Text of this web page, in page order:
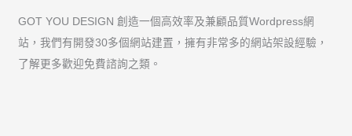
GOT YOU DESIGN 創造一個高效率及兼顧品質Wordpress網
站，我們有開發30多個網站建置，擁有非常多的網站架設經驗，
了解更多歡迎免費諮詢之類。